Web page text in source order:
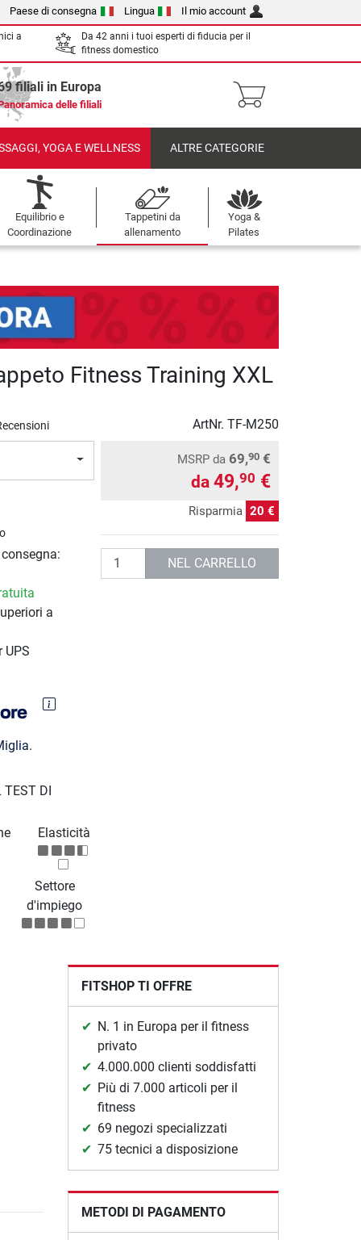
Paese di consegna Lingua Il mio account
a
Da 42 anni i tuoi esperti di fiducia per il
fitness domestico
filiali in Europa
delle filiali
YOGA E WELLNESS ALTRE CATEGORIE
Equilibrio e
Coordinazione
Tappetini da
allenamento
Yoga &
Pilates
Fitness Training XXL
ArtNr. TF-M250
a
UPS
MSRP da 69,90 €
da 49,90 €
Risparmia 20 €
Quantità NEL CARRELLO
TEST DI
Elasticità
Settore
d'impiego
FITSHOP TI OFFRE
N. 1 in Europa per il fitness
privato
4.000.000 clienti soddisfatti
Più di 7.000 articoli per il
fitness
69 negozi specializzati
75 tecnici a disposizione
METODI DI PAGAMENTO